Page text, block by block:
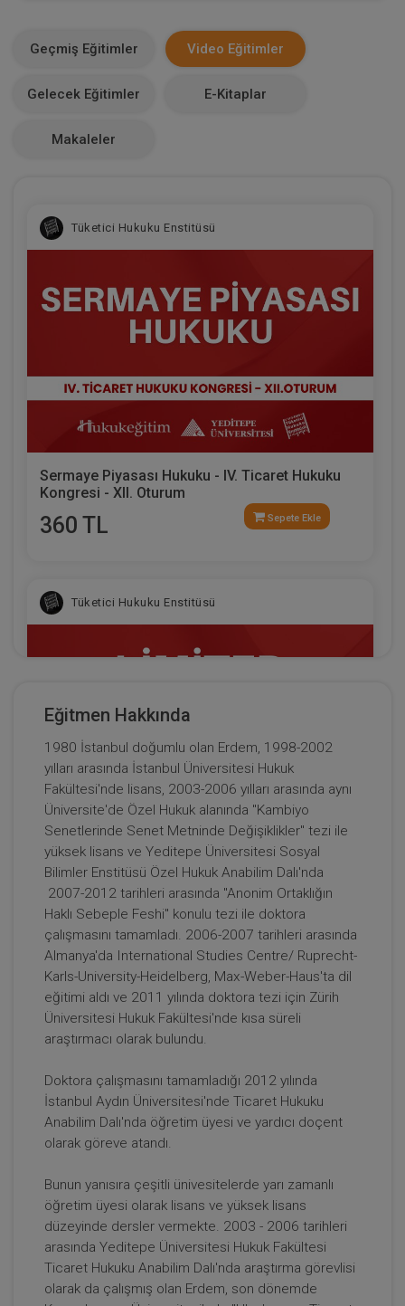
0
Geçmiş Eğitimler Video Eğitimler
Gelecek Eğitimler E-Kitaplar
Makaleler
Tüketici Hukuku Enstitüsü
Sermaye Piyasası Hukuku - IV. Ticaret Hukuku
Kongresi - XII. Oturum
360 TL Sepete Ekle
Tüketici Hukuku Enstitüsü
Limited Şirketler - IV. Ticaret Hukuku Kongresi -
X. Oturum
360 TL Sepete Ekle
Tüketici Hukuku Enstitüsü
IV. Ticaret Hukuku Kongresi - Tüm Oturumlar (12
Oturum)
2592 TL Sepete Ekle
Eğitmen Hakkında
1980 İstanbul doğumlu olan Erdem, 1998-2002
yılları arasında İstanbul Üniversitesi Hukuk
Fakültesi'nde lisans, 2003-2006 yılları arasında aynı
Üniversite'de Özel Hukuk alanında "Kambiyo
Senetlerinde Senet Metninde Değişiklikler" tezi ile
yüksek lisans ve Yeditepe Üniversitesi Sosyal
Bilimler Enstitüsü Özel Hukuk Anabilim Dalı'nda
2007-2012 tarihleri arasında "Anonim Ortaklığın
Haklı Sebeple Feshi" konulu tezi ile doktora
çalışmasını tamamladı. 2006-2007 tarihleri arasında
Almanya'da International Studies Centre/ Ruprecht-
Karls-University-Heidelberg, Max-Weber-Haus'ta dil
eğitimi aldı ve 2011 yılında doktora tezi için Zürih
Üniversitesi Hukuk Fakültesi'nde kısa süreli
araştırmacı olarak bulundu.
Doktora çalışmasını tamamladığı 2012 yılında
İstanbul Aydın Üniversitesi'nde Ticaret Hukuku
Anabilim Dalı'nda öğretim üyesi ve yardıcı doçent
olarak göreve atandı.
Bunun yanısıra çeşitli ünivesitelerde yarı zamanlı
öğretim üyesi olarak lisans ve yüksek lisans
düzeyinde dersler vermekte. 2003 - 2006 tarihleri
arasında Yeditepe Üniversitesi Hukuk Fakültesi
Ticaret Hukuku Anabilim Dalı'nda araştırma görevlisi
olarak da çalışmış olan Erdem, son dönemde